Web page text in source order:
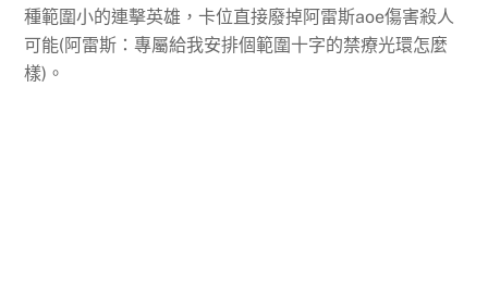
種範圍小的連擊英雄，卡位直接廢掉阿雷斯aoe傷害殺人
可能(阿雷斯：專屬給我安排個範圍十字的禁療光環怎麼
樣)。